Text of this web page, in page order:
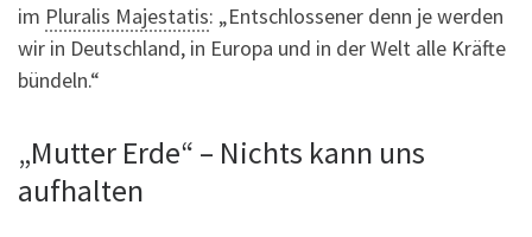
im Pluralis Majestatis: „Entschlossener denn je werden
wir in Deutschland, in Europa und in der Welt alle Kräfte
bündeln.“
„Mutter Erde“ – Nichts kann uns
aufhalten